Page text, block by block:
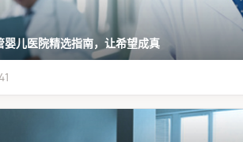
儿医院精选指南，让希望成真